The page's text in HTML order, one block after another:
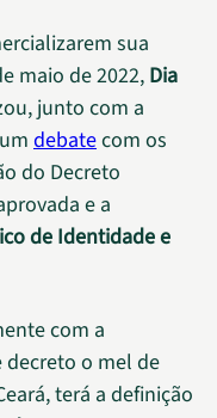
sua
maio de 2022, Dia
junto com a
debatecom os
do Decreto
e a
de Identidade e
com a
decreto o mel de
terá a definição